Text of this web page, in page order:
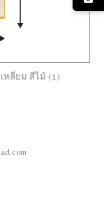
หลี่ยม สีไม้ (1)